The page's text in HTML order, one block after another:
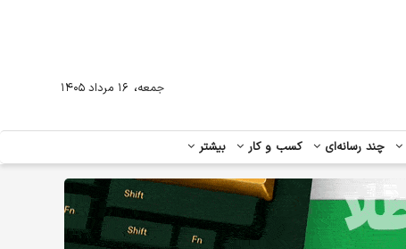
چند رسانه‌ای کسب و کار بیشتر
جمعه، ۱۶ مرداد ۱۴۰۵